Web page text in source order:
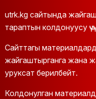
utrk.kg сайтында
тараптын колдонуусу
Сайттагы
жайгаштырганга жана
уруксат берилбейт.
Колдонулган